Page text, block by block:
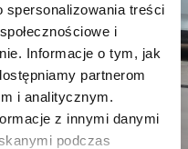
treści
i
Informacje o tym, jak
partnerom
i analitycznym.
z innymi danymi
podczas